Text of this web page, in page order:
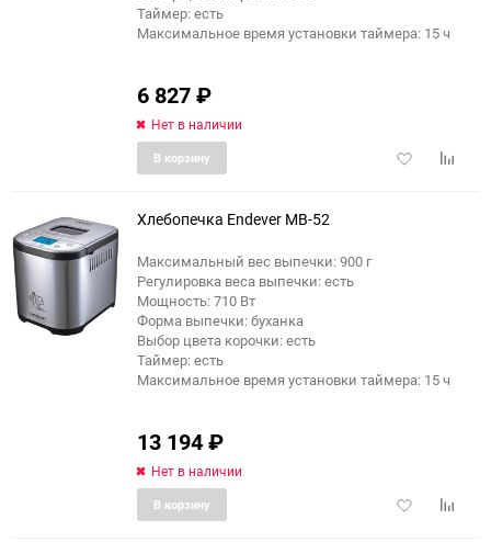
Таймер: есть
Максимальное время установки таймера: 15 ч
6 827₽
Нет в наличии
Добавить
В корзину
Хлебопечка Endever MB-52
Максимальный вес выпечки: 900 г
Регулировка веса выпечки: есть
Мощность: 710 Вт
Форма выпечки: буханка
Выбор цвета корочки: есть
Таймер: есть
Максимальное время установки таймера: 15 ч
13 194₽
Нет в наличии
Добавить
В корзину